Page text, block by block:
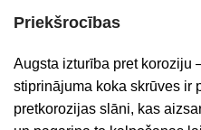
Priekšrocības
Augsta izturība pret koroziju
stiprinājuma koka skrūves ir
pretkorozijas slāni, kas